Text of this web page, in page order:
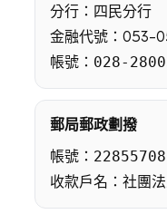
分行：四民分行
金融代號：053-
帳號： 028-
郵局郵政劃撥
帳號： 22855708
收款戶名：社團